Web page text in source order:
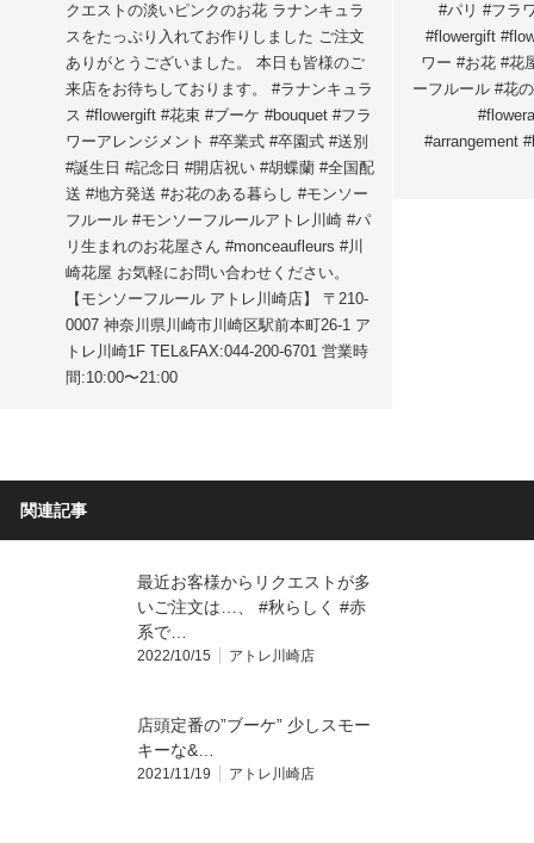
クエストの淡いピンクのお花 ラナンキュラ
スをたっぷり入れてお作りしました ご注文
ありがとうございました。 本日も皆様のご
来店をお待ちしております。 #ラナンキュラ
ス #flowergift #花束 #ブーケ #bouquet #フラ
ワーアレンジメント #卒業式 #卒園式 #送別
#誕生日 #記念日 #開店祝い #胡蝶蘭 #全国配
送 #地方発送 #お花のある暮らし #モンソー
フルール #モンソーフルールアトレ川崎 #パ
リ生まれのお花屋さん #monceaufleurs #川
崎花屋 お気軽にお問い合わせください。
【モンソーフルール アトレ川崎店】 〒210-
0007 神奈川県川崎市川崎区駅前本町26-1 ア
トレ川崎1F TEL&FAX:044-200-6701 営業時
間:10:00〜21:00
#パリ #フラ
#flowergift
ワー #お花 #花
ーフルール #花
#arrangement
関連記事
最近お客様からリクエストが多
いご注文は…、 #秋らしく #赤
系で…
2022/10/15 アトレ川崎店
店頭定番の”ブーケ” 少しスモー
キーな&…
2021/11/19 アトレ川崎店